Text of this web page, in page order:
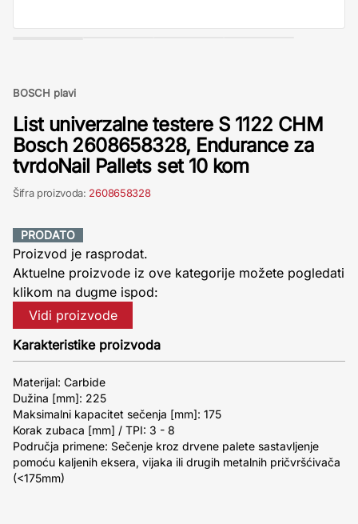
BOSCH plavi
List univerzalne testere S 1122 CHM
Bosch 2608658328, Endurance za
tvrdoNail Pallets set 10 kom
Šifra proizvoda: 2608658328
PRODATO
Proizvod je rasprodat.
Aktuelne proizvode iz ove kategorije možete pogledati
klikom na dugme ispod:
Vidi proizvode
Karakteristike proizvoda
Materijal: Carbide
Dužina [mm]: 225
Maksimalni kapacitet sečenja [mm]: 175
Korak zubaca [mm] / TPI: 3 - 8
Područja primene: Sečenje kroz drvene palete sastavljenje
pomoću kaljenih eksera, vijaka ili drugih metalnih pričvršćivača
(<175mm)